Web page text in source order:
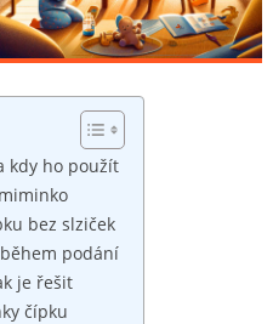
kdy ho použít
bez slziček
podání
je řešit
čípku